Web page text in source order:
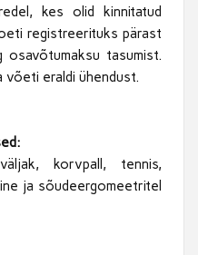
kes olid kinnitatud
registreerituks pärast
osavõtumaksu tasumist.
võeti eraldi ühendust.
korvpall, tennis,
ja sõudeergomeetritel